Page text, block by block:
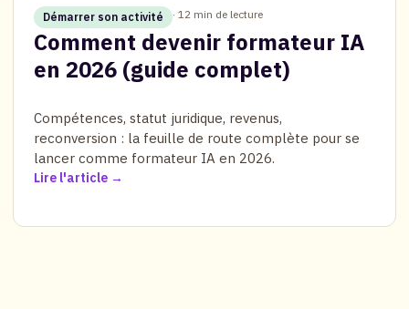
Démarrer son activité · 12 min de lecture
Comment devenir formateur IA
en 2026 (guide complet)
Compétences, statut juridique, revenus,
reconversion : la feuille de route complète pour se
lancer comme formateur IA en 2026.
Lire l'article